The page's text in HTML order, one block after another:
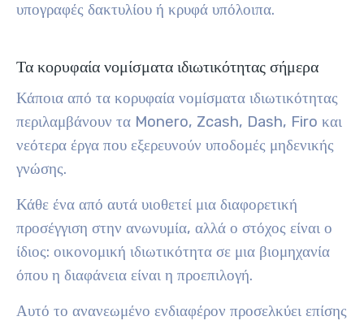
υπογραφές δακτυλίου ή κρυφά υπόλοιπα.
Τα κορυφαία νομίσματα ιδιωτικότητας σήμερα
Κάποια από τα κορυφαία νομίσματα ιδιωτικότητας
περιλαμβάνουν τα Monero, Zcash, Dash, Firo και
νεότερα έργα που εξερευνούν υποδομές μηδενικής
γνώσης.
Κάθε ένα από αυτά υιοθετεί μια διαφορετική
προσέγγιση στην ανωνυμία, αλλά ο στόχος είναι ο
ίδιος: οικονομική ιδιωτικότητα σε μια βιομηχανία
όπου η διαφάνεια είναι η προεπιλογή.
Αυτό το ανανεωμένο ενδιαφέρον προσελκύει επίσης